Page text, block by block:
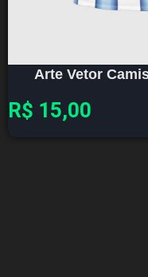
Arte Vetor
R$ 15,00